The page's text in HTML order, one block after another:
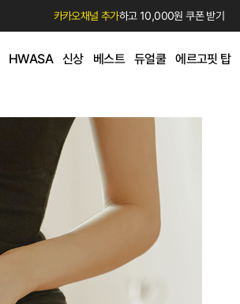
카카오채널 추가하고 10,000원 쿠폰 받기
HWASA 신상 베스트 듀얼쿨 에르고핏 탑